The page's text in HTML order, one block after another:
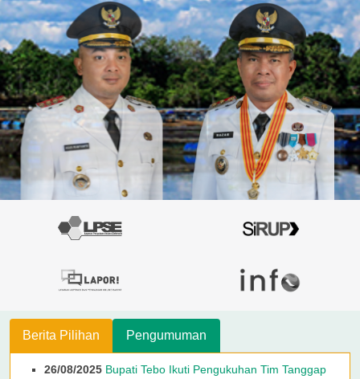
Berita Pilihan Pengumuman
26/08/2025 Bupati Tebo Ikuti Pengukuhan Tim Tanggap